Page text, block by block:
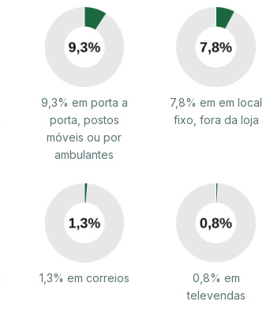
9,3% em porta a
porta, postos
móveis ou por
ambulantes
7,8% em em local
fixo, fora da loja
1,3% em correios
0,8% em
televendas